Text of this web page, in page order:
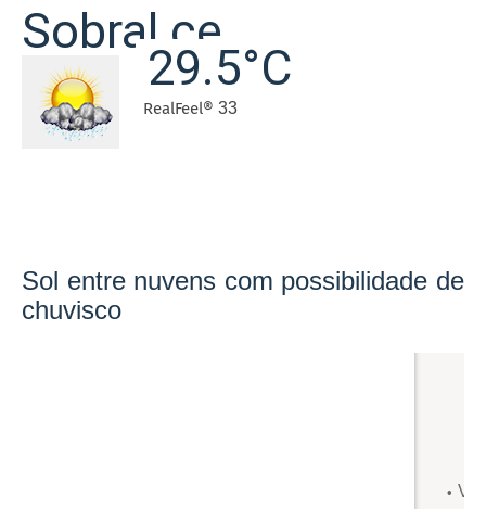
Sobral ce.
29.5°C
RealFeel® 33
Sol entre nuvens com possibilidade de
chuvisco